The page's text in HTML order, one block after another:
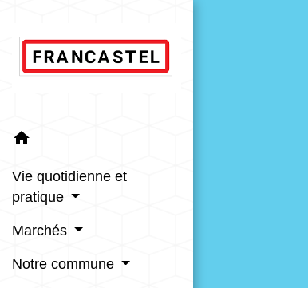
home
Vie quotidienne et
pratique
Marchés
Notre commune